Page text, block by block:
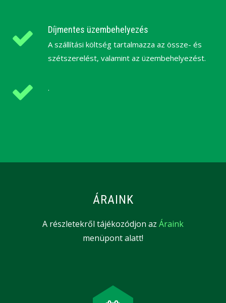
Díjmentes üzembehelyezés
A szállítási költség tartalmazza az össze- és
szétszerelést, valamint az üzembehelyezést.
.
ÁRAINK
A részletekről tájékozódjon az Áraink
menüpont alatt!